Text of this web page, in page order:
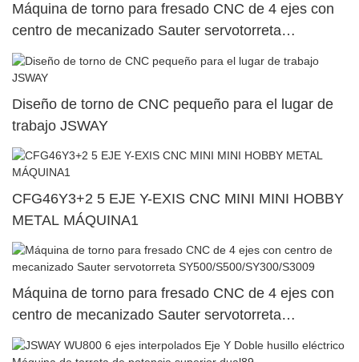
Máquina de torno para fresado CNC de 4 ejes con
centro de mecanizado Sauter servotorreta
SY500/S500/SY300/S30015
Diseño de torno de CNC pequeño para el lugar de
trabajo JSWAY
CFG46Y3+2 5 EJE Y-EXIS CNC MINI MINI HOBBY
METAL MÁQUINA1
Máquina de torno para fresado CNC de 4 ejes con
centro de mecanizado Sauter servotorreta
SY500/S500/SY300/S3009